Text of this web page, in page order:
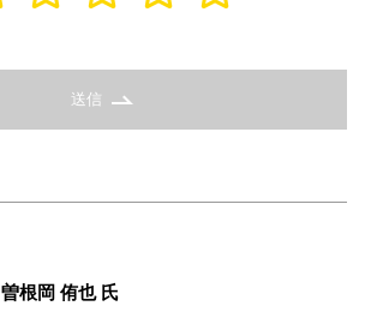
送信
曽根岡 侑也 氏